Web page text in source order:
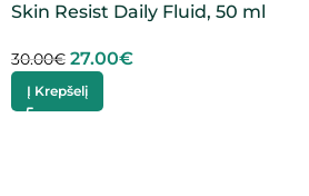
Skin Resist Daily Fluid, 50 ml
30.00€ 27.00€
Į Krepšelį